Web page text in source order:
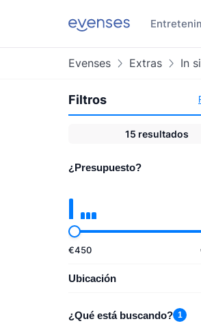
Evenses Extras In
Filtros
15 resultados
¿Presupuesto?
€450
Ubicación
¿Qué está buscando? 1